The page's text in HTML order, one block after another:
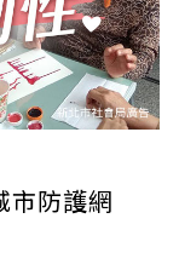
市防護網